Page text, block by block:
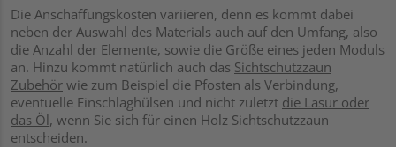
Die Anschaffungskosten variieren, denn es kommt dabei
neben der Auswahl des Materials auch auf den Umfang, also
die Anzahl der Elemente, sowie die Größe eines jeden Moduls
an. Hinzu kommt natürlich auch das Sichtschutzzaun
Zubehör wie zum Beispiel die Pfosten als Verbindung,
eventuelle Einschlaghülsen und nicht zuletzt die Lasur oder
das Öl, wenn Sie sich für einen Holz Sichtschutzzaun
entscheiden.